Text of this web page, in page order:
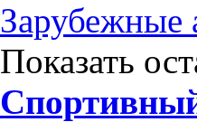
Зарубежные
Показать